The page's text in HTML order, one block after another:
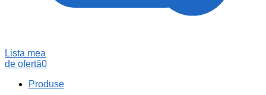
Lista mea
de ofertă0
Produse